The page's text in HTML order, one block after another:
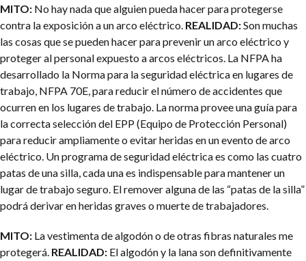
MITO: No hay nada que alguien pueda hacer para protegerse
contra la exposición a un arco eléctrico. REALIDAD:Son muchas
las cosas que se pueden hacer para prevenir un arco eléctrico y
proteger al personal expuesto a arcos eléctricos. La NFPA ha
desarrollado la Norma para la seguridad eléctrica en lugares de
trabajo, NFPA 70E, para reducir el número de accidentes que
ocurren en los lugares de trabajo. La norma provee una guía para
la correcta selección del EPP (Equipo de Protección Personal)
para reducir ampliamente o evitar heridas en un evento de arco
eléctrico. Un programa de seguridad eléctrica es como las cuatro
patas de una silla, cada una es indispensable para mantener un
lugar de trabajo seguro. El remover alguna de las “patas de la silla”
podrá derivar en heridas graves o muerte de trabajadores.
MITO: La vestimenta de algodón o de otras fibras naturales me
protegerá. REALIDAD: El algodón y la lana son definitivamente